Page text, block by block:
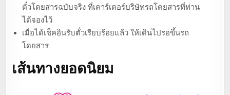
ตั๋วโดยสารฉบับจริง ที่เคาร์เตอร์บริษัทรถโดยสารที่ท่าน
ได้จองไว้
เมื่อได้เช็คอินรับตั๋วเรียบร้อยแล้ว ให้เดินไปรอขึ้นรถ
โดยสาร
เส้นทางยอดนิยม